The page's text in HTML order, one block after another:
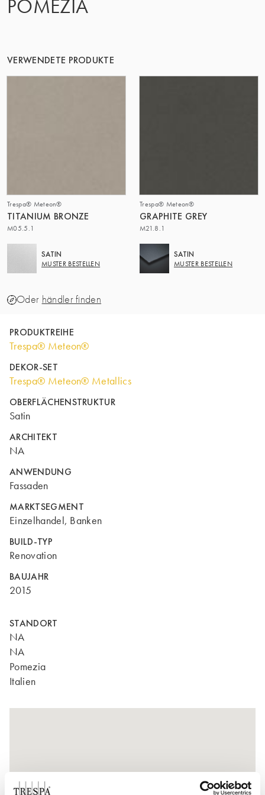
POMEZIA
VERWENDETE PRODUKTE
Trespa® Meteon®
TITANIUM BRONZE
M05.5.1
SATIN
MUSTER BESTELLEN
Trespa® Meteon®
GRAPHITE GREY
M21.8.1
SATIN
MUSTER BESTELLEN
Oder händler finden
PRODUKTREIHE
Trespa® Meteon®
DEKOR-SET
Trespa® Meteon® Metallics
OBERFLÄCHENSTRUKTUR
Satin
ARCHITEKT
NA
ANWENDUNG
Fassaden
MARKTSEGMENT
Einzelhandel, Banken
BUILD-TYP
Renovation
BAUJAHR
2015
STANDORT
NA
NA
Pomezia
Italien